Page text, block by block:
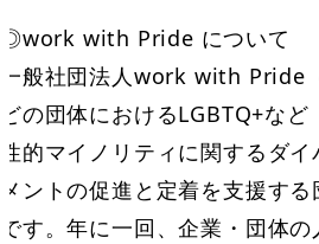
◎work with Pride について
一般社団法人work with Pride
どの団体におけるLGBTQ+など
性的マイノリティに関するダ
メントの促進と定着を支援する
です。年に一回、企業・団体